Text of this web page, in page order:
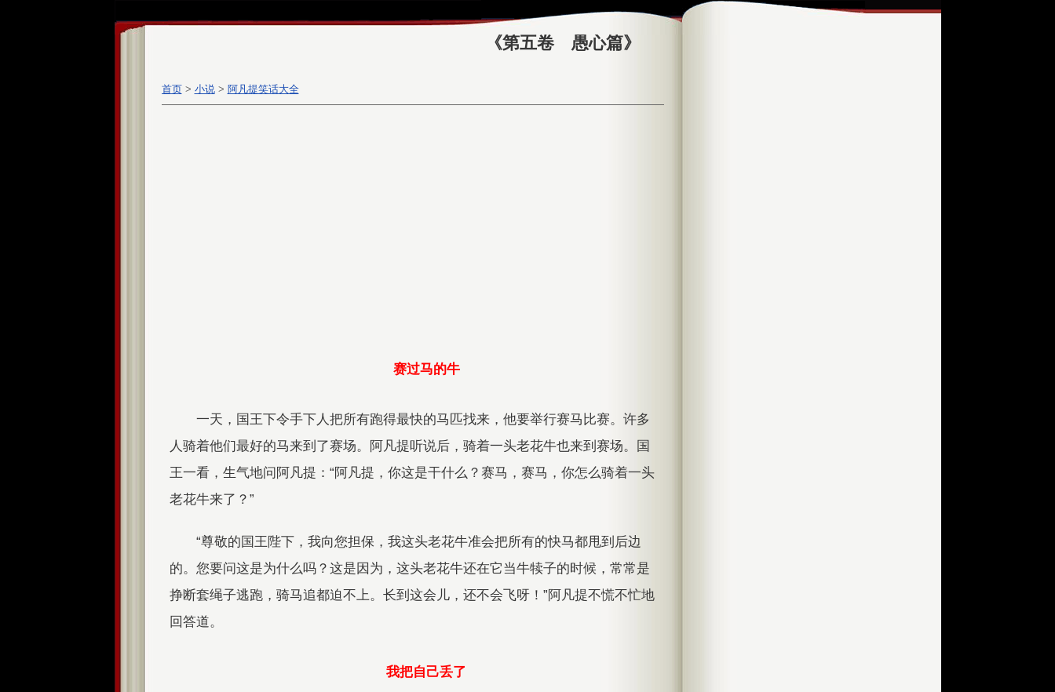
《第五卷 愚心篇》
首页> 小说> 阿凡提笑话大全
赛过马的牛
一天，国王下令手下人把所有跑得最快的马匹找来，他要举行赛马比赛。许多
人骑着他们最好的马来到了赛场。阿凡提听说后，骑着一头老花牛也来到赛场。国
王一看，生气地问阿凡提：“阿凡提，你这是干什么？赛马，赛马，你怎么骑着一头
老花牛来了？”
“尊敬的国王陛下，我向您担保，我这头老花牛准会把所有的快马都甩到后边
的。您要问这是为什么吗？这是因为，这头老花牛还在它当牛犊子的时候，常常是
挣断套绳子逃跑，骑马追都迫不上。长到这会儿，还不会飞呀！”阿凡提不慌不忙地
回答道。
我把自己丢了